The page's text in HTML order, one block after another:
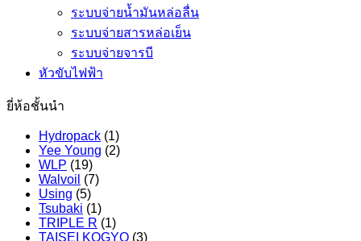
ระบบจ่ายน้ำมันหล่อลื่น
ระบบจ่ายสารหล่อเย็น
ระบบจ่ายจารบี
หัวขับไฟฟ้า
ยี่ห้อชั้นนำ
Hydropack (1)
Yee Young (2)
WLP (19)
Walvoil (7)
Using (5)
Tsubaki (1)
TRIPLE R (1)
TAISEI KOGYO (3)